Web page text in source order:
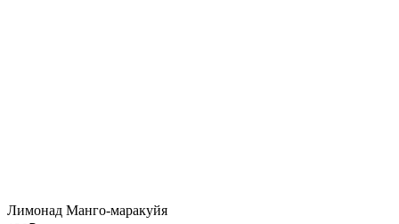
Лимонад Манго-маракуйя